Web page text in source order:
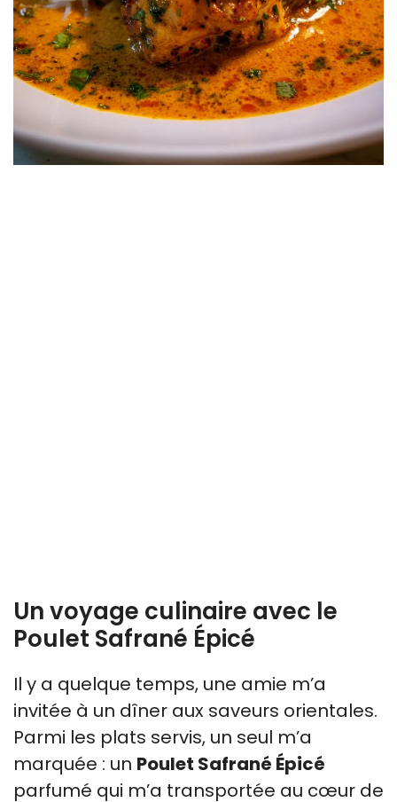
Un voyage culinaire avec le
Poulet Safrané Épicé
Il y a quelque temps, une amie m’a
invitée à un dîner aux saveurs orientales.
Parmi les plats servis, un seul m’a
marquée : un Poulet Safrané Épicé
parfumé qui m’a transportée au cœur de